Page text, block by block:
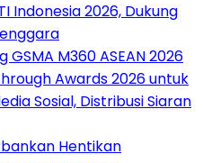
Indonesia 2026, Dukung
M360 ASEAN 2026
Awards 2026 untuk
Sosial, Distribusi Siaran
Hentikan